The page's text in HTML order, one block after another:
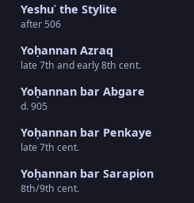
Yeshuʿ the Stylite
after 506
Yoḥannan Azraq
late 7th and early 8th cent.
Yoḥannan bar Abgare
d. 905
Yoḥannan bar Penkaye
late 7th cent.
Yoḥannan bar Sarapion
8th/9th cent.